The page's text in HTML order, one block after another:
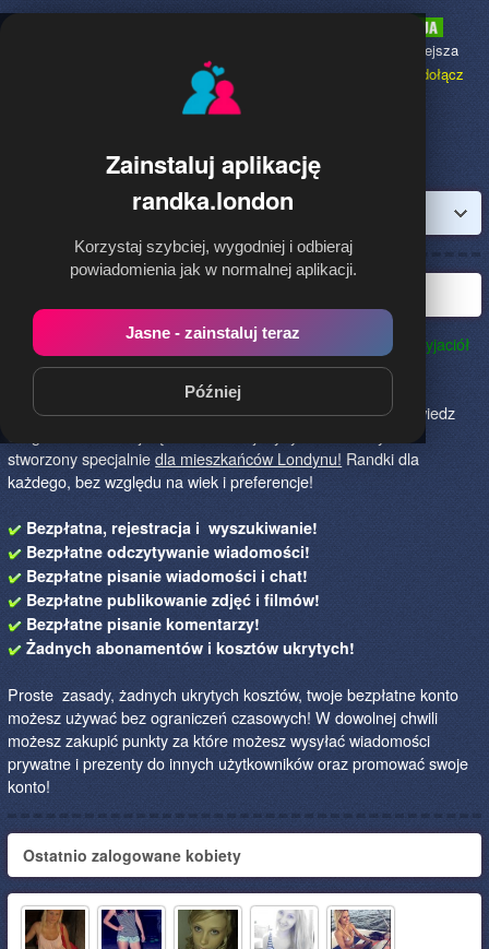
Zainstaluj aplikację
randka.london
Korzystaj szybciej, wygodniej i odbieraj
powiadomienia jak w normalnej aplikacji.
Jasne - zainstaluj teraz
Później
to najpopularniejsza
dołącz
Randka.london to najlepszy sposób na poznanie nowych przyjaciół
w Londynie!Określ czego szukasz i skończ z samotnością!
Znajdziesz tu osoby szukające miłości lub przygody, chętne
na randkę, imprezę i spotkanie na żywo! Dołącz do nas, powiedz
stworzony specjalniedla mieszkańców Londynu! Randki dla
każdego, bez względu na wiek i preferencje!
Bezpłatna, rejestracja i wyszukiwanie!
Bezpłatne odczytywanie wiadomości!
Bezpłatne pisanie wiadomości i chat!
Bezpłatne publikowanie zdjęć i filmów!
Bezpłatne pisanie komentarzy!
Żadnych abonamentów i kosztów ukrytych!
Proste zasady, żadnych ukrytych kosztów, twoje bezpłatne konto
możesz używać bez ograniczeń czasowych! W dowolnej chwili
możesz zakupić punkty za które możesz wysyłać wiadomości
prywatne i prezenty do innych użytkowników oraz promować swoje
konto!
Ostatnio zalogowane kobiety